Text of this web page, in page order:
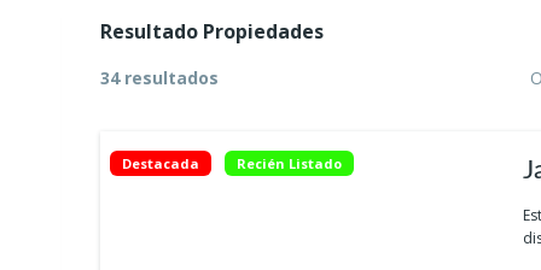
Resultado Propiedades
34 resultados
Destacada Recién Listado